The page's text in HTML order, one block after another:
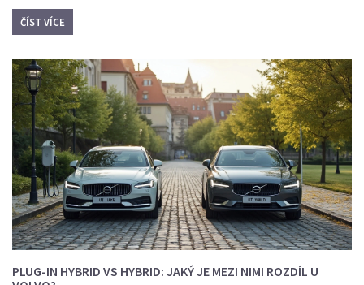
Zjistíte, proč je hybrid zajímavou volbou pro město i dálnici, a přidám
pár tipů, jak z hybridu vytěžit maximum. Očekávejte i odpovědi na ty
ČÍST VÍCE
PLUG-IN HYBRID VS HYBRID: JAKÝ JE MEZI NIMI ROZDÍL U